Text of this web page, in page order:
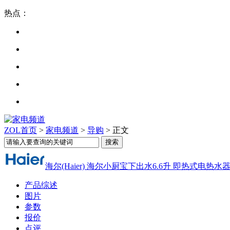
热点：
ZOL首页 > 家电频道 > 导购 > 正文
海尔(Haier) 海尔小厨宝下出水6.6升 即热式电热水
产品综述
图片
参数
报价
点评